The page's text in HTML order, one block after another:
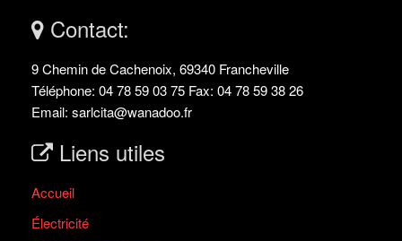
Contact:
9 Chemin de Cachenoix, 69340 Francheville
Téléphone: 04 78 59 03 75 Fax: 04 78 59 38 26
Email: sarlcita@wanadoo.fr
Liens utiles
Accueil
Électricité